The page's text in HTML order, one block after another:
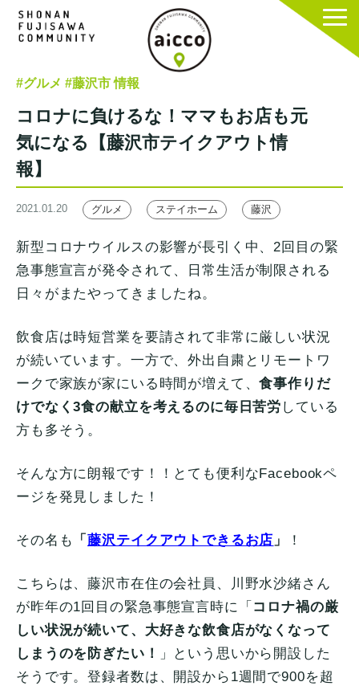
#グルメ #藤沢市 情報
コロナに負けるな！ママもお店も元
気になる【藤沢市テイクアウト情
報】
2021.01.20 グルメ ステイホーム 藤沢
新型コロナウイルスの影響が長引く中、2回目の緊
急事態宣言が発令されて、日常生活が制限される
日々がまたやってきましたね。
飲食店は時短営業を要請されて非常に厳しい状況
が続いています。一方で、外出自粛とリモートワ
ークで家族が家にいる時間が増えて、食事作りだ
けでなく3食の献立を考えるのに毎日苦労 している
方も多そう。
そんな方に朗報です！！とても便利なFacebookペ
ージを発見しました！
その名も 「藤沢テイクアウトできるお店 」 ！
こちらは、藤沢市在住の会社員、川野水沙緒さん
が昨年の1回目の緊急事態宣言時に「 コロナ禍の厳
しい状況が続いて、大好きな飲食店がなくなって
しまうのを防ぎたい！
」という思いから開設した
そうです。登録者数は、開設から1週間で900を超